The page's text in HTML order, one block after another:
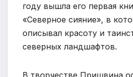
году вышла его первая
«Северное сияние», в
описывал красоту и
северных ландшафтов.
В творчестве Пришвина